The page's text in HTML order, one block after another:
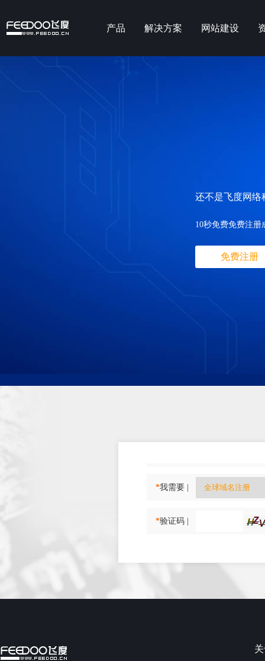
产品 解决方案 网站建设
还不是飞度网络
10秒免费免费注
免费注册
*我需要 |
*验证码 |